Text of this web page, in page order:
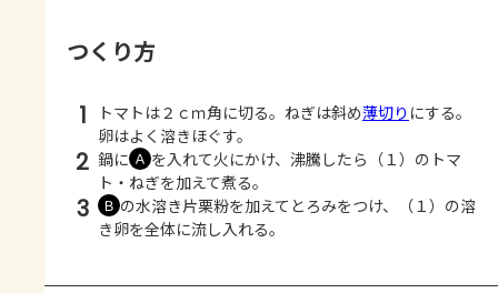
つくり方
1 トマトは２ｃｍ角に切る。ねぎは斜め薄切り にする。
卵はよく溶きほぐす。
2 鍋に Ａ を入れて火にかけ、沸騰したら（１）のトマ
ト・ねぎを加えて煮る。
3 Ｂ の水溶き片栗粉を加えてとろみをつけ、（１）の溶
き卵を全体に流し入れる。